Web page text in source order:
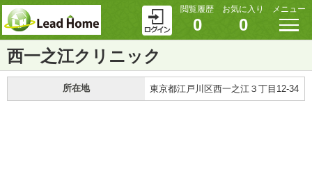
閲覧履歴
0
お気に入り
0
メニュー
西一之江クリニック
所在地 東京都江戸川区西一之江３丁目12-34